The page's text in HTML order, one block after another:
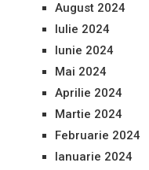
August 2024
Iulie 2024
Iunie 2024
Mai 2024
Aprilie 2024
Martie 2024
Februarie 2024
Ianuarie 2024